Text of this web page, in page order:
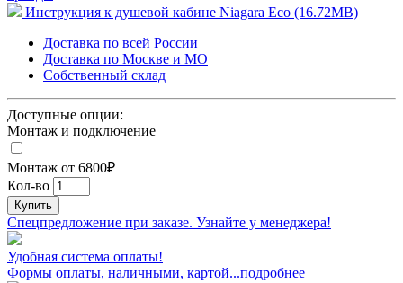
Инструкция к душевой кабине Niagara Eco (16.72MB)
Доставка по всей России
Доставка по Москве и МО
Собственный склад
Доступные опции:
Монтаж и подключение
Монтаж от 6800₽
Кол-во
Купить
Спецпредложение при заказе. Узнайте у менеджера!
Удобная система оплаты!
Формы оплаты, наличными, картой...подробнее